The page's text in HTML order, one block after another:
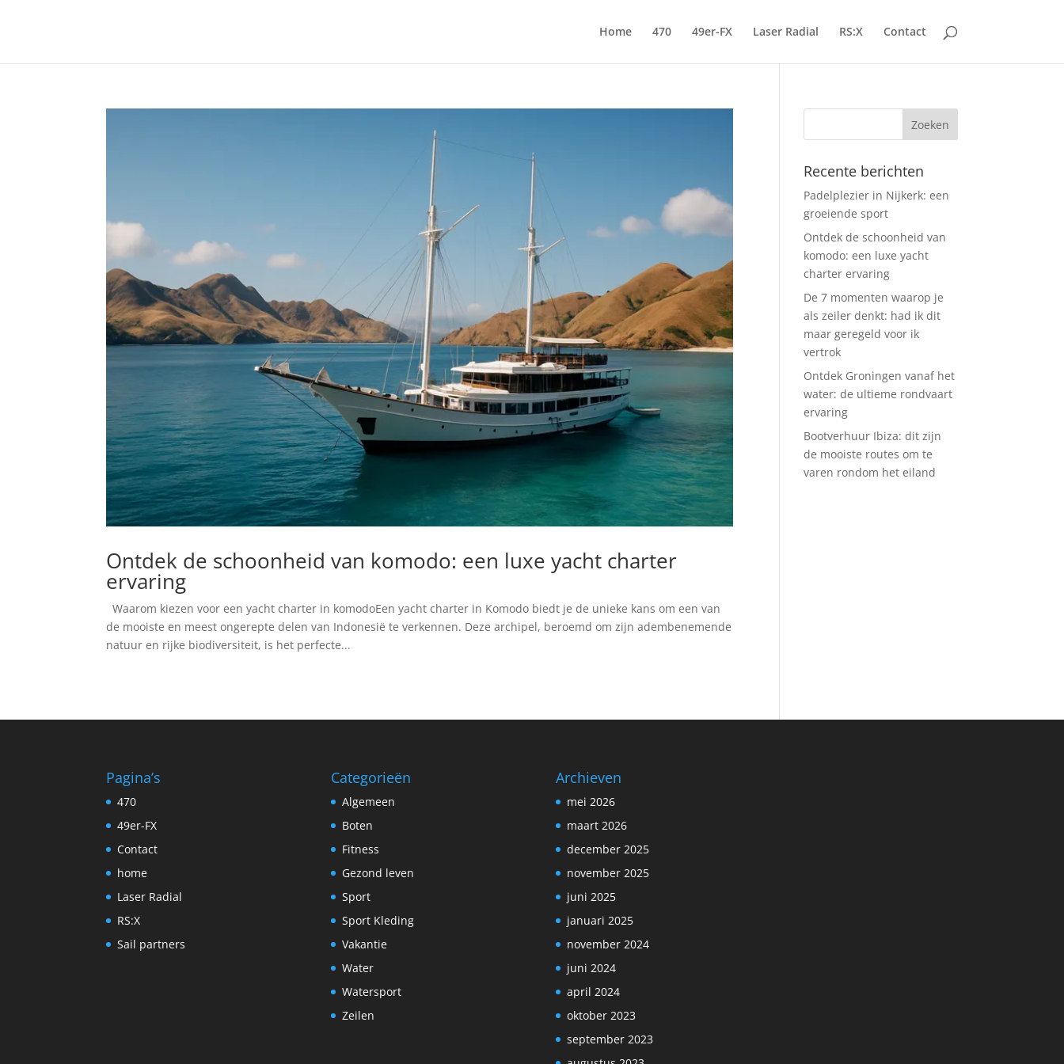
Home 470 49er-FX Laser Radial RS:X Contact
Ontdek de schoonheid van komodo: een luxe yacht charter
ervaring
Waarom kiezen voor een yacht charter in komodoEen yacht charter in Komodo biedt je de unieke kans om een van
de mooiste en meest ongerepte delen van Indonesië te verkennen. Deze archipel, beroemd om zijn adembenemende
natuur en rijke biodiversiteit, is het perfecte...
Recente berichten
Padelplezier in Nijkerk: een
groeiende sport
Ontdek de schoonheid van
komodo: een luxe yacht
charter ervaring
De 7 momenten waarop je
als zeiler denkt: had ik dit
maar geregeld voor ik
vertrok
Ontdek Groningen vanaf het
water: de ultieme rondvaart
ervaring
Bootverhuur Ibiza: dit zijn
de mooiste routes om te
varen rondom het eiland
Pagina’s
470
49er-FX
Contact
home
Laser Radial
RS:X
Sail partners
Categorieën
Algemeen
Boten
Fitness
Gezond leven
Sport
Sport Kleding
Vakantie
Water
Watersport
Zeilen
Archieven
mei 2026
maart 2026
december 2025
november 2025
juni 2025
januari 2025
november 2024
juni 2024
april 2024
oktober 2023
september 2023